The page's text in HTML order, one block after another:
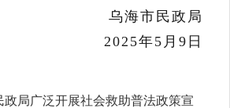
乌海市民政局
2025年5 月 9 日
政局广泛开展社会救助普法政策宣